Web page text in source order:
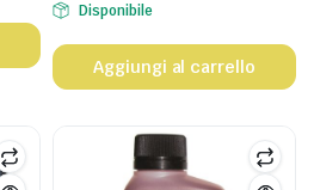
Disponibile
Aggiungi al carrello